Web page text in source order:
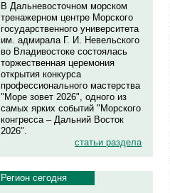
В Дальневосточном морском
тренажерном центре Морского
государственного университета
им. адмирала Г. И. Невельского
во Владивостоке состоялась
торжественная церемония
открытия конкурса
профессионального мастерства
"Море зовет 2026", одного из
самых ярких событий "Морского
конгресса – Дальний Восток
2026".
статьи раздела
Регион сегодня